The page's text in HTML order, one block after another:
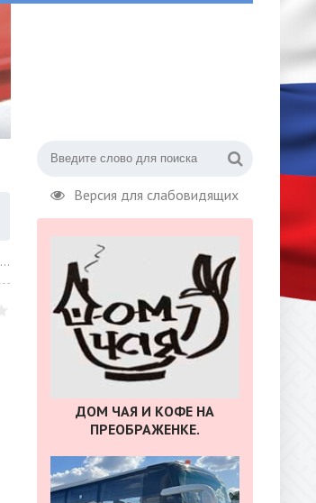
Версия для слабовидящих
ДОМ ЧАЯ И КОФЕ НА
ПРЕОБРАЖЕНКЕ.